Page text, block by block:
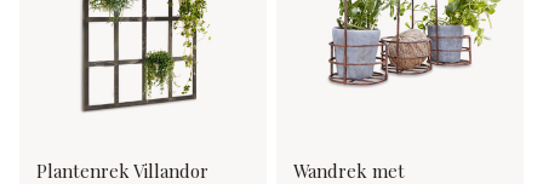
Plantenrek Villandor
Wandrek met